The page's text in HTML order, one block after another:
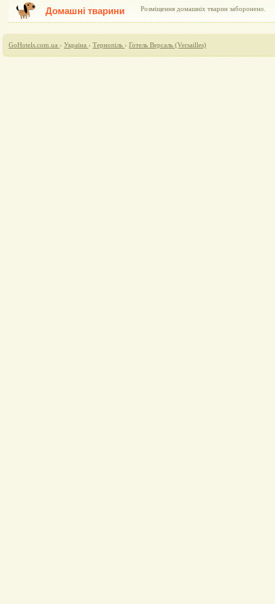
Домашні тварини Розміщення домашніх тварин заборонено.
GoHotels.com.ua › Україна › Тернопіль › Готель Версаль (Versailles)